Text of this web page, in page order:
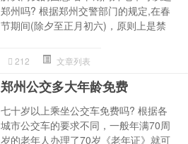
郑州吗? 根据郑州交警部门的规定,在春
节期间(除夕至正月初六)，原则上是禁
212 文章列表
郑州公交多大年龄免费
七十岁以上乘坐公交车免费吗? 根据各
城市公交车的要求不同，一般年满70周
岁的老年人办理了70岁《老年证》就可